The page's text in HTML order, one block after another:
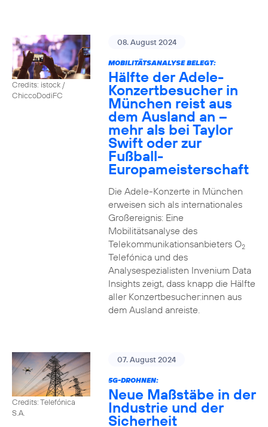
Credits: istock /
ChiccoDodiFC
08. August 2024
MOBILITÄTSANALYSE BELEGT:
Hälfte der Adele-
Konzertbesucher in
München reist aus
dem Ausland an –
mehr als bei Taylor
Swift oder zur
Fußball-
Europameisterschaft
Die Adele-Konzerte in München
erweisen sich als internationales
Großereignis: Eine
Mobilitätsanalyse des
Telekommunikationsanbieters O2
Telefónica und des
Analysespezialisten Invenium Data
Insights zeigt, dass knapp die Hälfte
aller Konzertbesucher:innen aus
dem Ausland anreiste.
Credits: Telefónica
S.A.
07. August 2024
5G-DROHNEN:
Neue Maßstäbe in der
Industrie und der
Sicherheit